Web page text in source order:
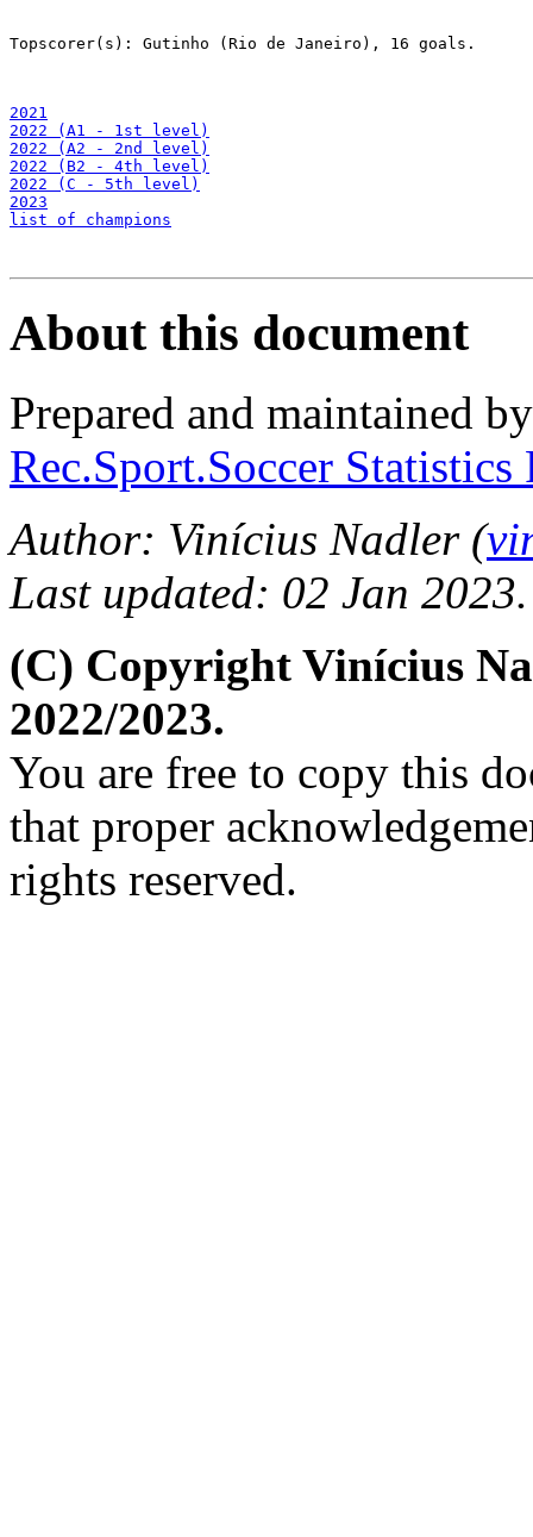
Topscorer(s): Gutinho (Rio de Janeiro), 16 goals.
2021
2022 (A1 - 1st level)
2022 (A2 - 2nd level)
2022 (B2 - 4th level)
2022 (C - 5th level)
2023
list of champions
About this document
Prepared and maintained
Rec.Sport.Soccer
Author: Vinícius Nadler (
Last updated: 02 Jan 2023.
(C) Copyright Vinícius
2022/2023.
You are free to copy this
that proper
rights reserved.